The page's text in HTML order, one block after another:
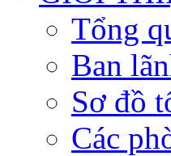
Tổng
Ban
Sơ đồ
Các